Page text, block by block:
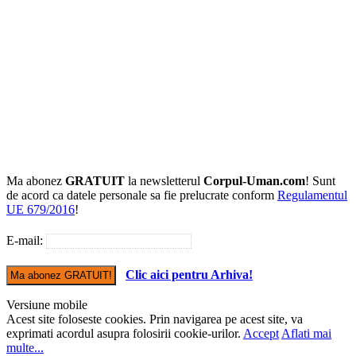
Ma abonez GRATUIT la newsletterul Corpul-Uman.com! Sunt
de acord ca datele personale sa fie prelucrate conform Regulamentul
UE 679/2016!
E-mail:
Clic aici pentru Arhiva!
Versiune mobile
Acest site foloseste cookies. Prin navigarea pe acest site, va
exprimati acordul asupra folosirii cookie-urilor. Accept Aflati mai
multe...